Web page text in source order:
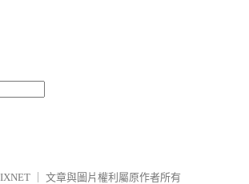
文章與圖片權利屬原作者所有